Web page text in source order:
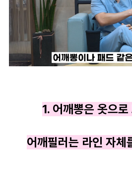
1. 어깨뽕은 옷으
어깨필러는 라인 자체